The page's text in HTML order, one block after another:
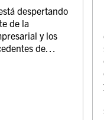
despertando
de la
y los
de…